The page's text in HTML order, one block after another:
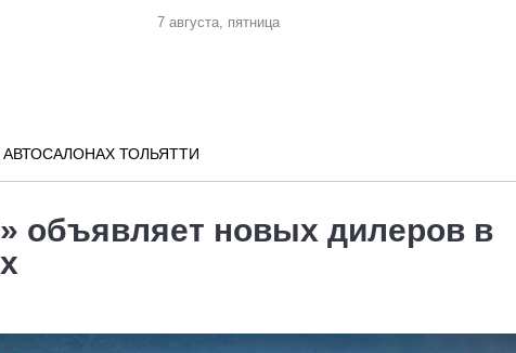
7 августа, пятница
ТОЛЬЯТТИ
объявляет новых дилеров в